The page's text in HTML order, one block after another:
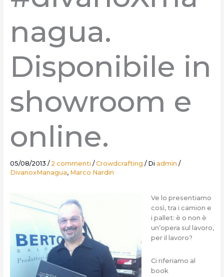
nagua.
Disponibile in
showroom e
online.
05/08/2013 / 2 commenti /Crowdcrafting / Di admin /
DivanoxManagua, Marco Nardin
Ve lo presentiamo
così, tra i camion e
i pallet: è o non è
un’opera sul lavoro,
per il lavoro?
Ci riferiamo al
book